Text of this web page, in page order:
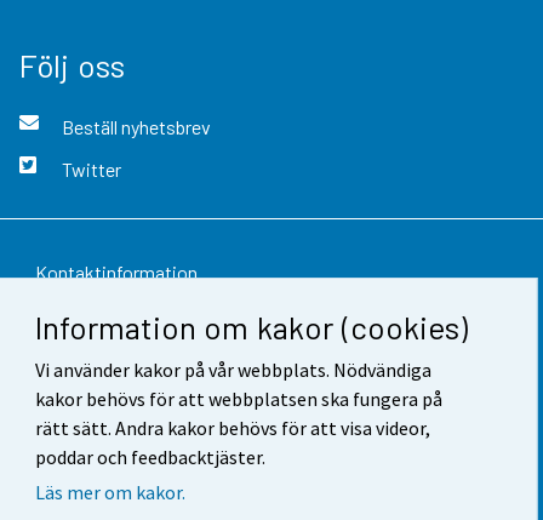
Information om kakor (cookies)
Vi använder kakor på vår webbplats. Nödvändiga
kakor behövs för att webbplatsen ska fungera på
rätt sätt. Andra kakor behövs för att visa videor,
poddar och feedbacktjäster.
Läs mer om kakor.
Följ oss
Beställ nyhetsbrev
Twitter
Kontaktinformation
Respons
Användarvillkor
Dataskydd
Tillgänglighet